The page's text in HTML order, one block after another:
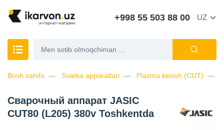
+998 55 503 88 00 UZ
Bosh sahifa Svarka apparatlari Plazma kesish (CUT)
Сварочный аппарат JASIC
CUT80 (L205) 380v Toshkentda